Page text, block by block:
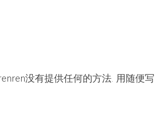
没有提供任何的方法. 用随便写